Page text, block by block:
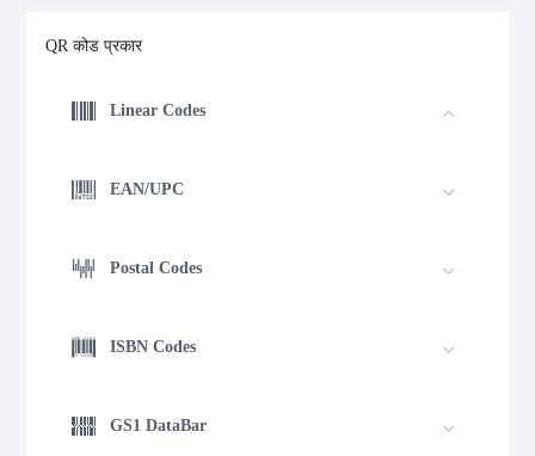
QR कोड प्रकार
Linear Codes
EAN/UPC
Postal Codes
ISBN Codes
GS1 DataBar